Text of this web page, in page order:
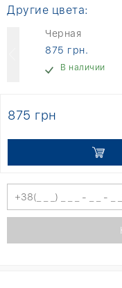
Другие цвета:
Черная
875 грн.
В наличии
875 грн